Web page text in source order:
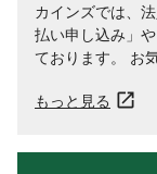
処分方法
カインズでは、
払い申し込み」
ております。 お
もっと見る